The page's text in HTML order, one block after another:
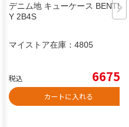
デニム地 キューケース BENTLE
Y 2B4S
マイストア在庫： 4805
税込 6675
カートに入れる